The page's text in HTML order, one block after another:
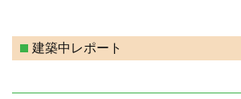
建築中レポート